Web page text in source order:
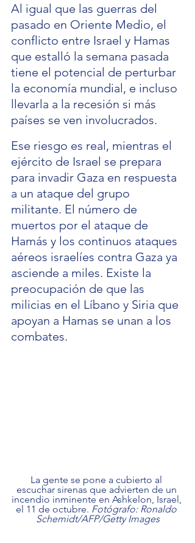
Al igual que las guerras del
pasado en Oriente Medio, el
conflicto entre Israel y Hamas
que estalló la semana pasada
tiene el potencial de perturbar
la economía mundial, e incluso
llevarla a la recesión si más
países se ven involucrados.
Ese riesgo es real, mientras el
ejército de Israel se prepara
para invadir Gaza en respuesta
a un ataque del grupo
militante. El número de
muertos por el ataque de
Hamás y los continuos ataques
aéreos israelíes contra Gaza ya
asciende a miles. Existe la
preocupación de que las
milicias en el Líbano y Siria que
apoyan a Hamas se unan a los
combates.
La gente se pone a cubierto al
escuchar sirenas que advierten de un
incendio inminente en Ashkelon, Israel,
el 11 de octubre. Fotógrafo: Ronaldo
Schemidt/AFP/Getty Images